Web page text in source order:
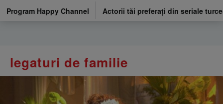
Program Happy Channel Actorii tăi preferați din seriale
legaturi de familie